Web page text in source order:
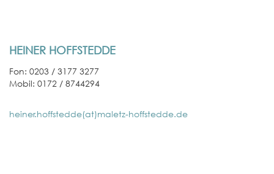
HEINER HOFFSTEDDE
Fon: 0203 / 3177 3277
Mobil: 0172 / 8744294
heiner.hoffstedde(at)maletz-hoffstedde.de